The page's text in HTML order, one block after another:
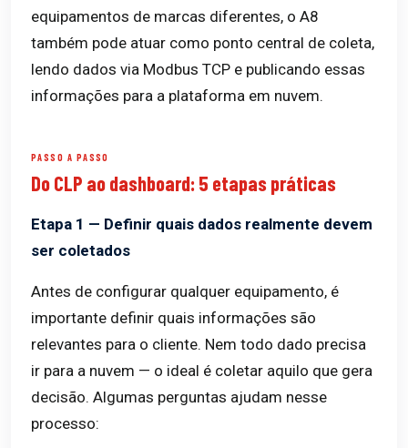
equipamentos de marcas diferentes, o A8
também pode atuar como ponto central de coleta,
lendo dados via Modbus TCP e publicando essas
informações para a plataforma em nuvem.
PASSO A PASSO
Do CLP ao dashboard: 5 etapas práticas
Etapa 1 — Definir quais dados realmente devem
ser coletados
Antes de configurar qualquer equipamento, é
importante definir quais informações são
relevantes para o cliente. Nem todo dado precisa
ir para a nuvem — o ideal é coletar aquilo que gera
decisão. Algumas perguntas ajudam nesse
processo: